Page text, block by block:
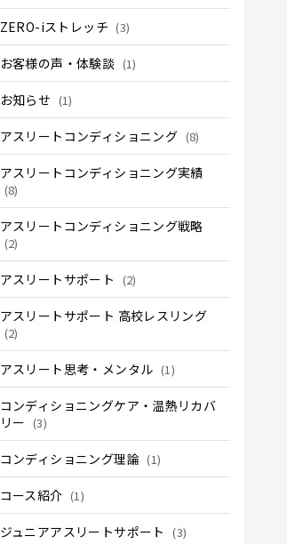
ZERO-iストレッチ (3)
お客様の声・体験談 (1)
お知らせ (1)
アスリートコンディショニング (8)
アスリートコンディショニング実績
(8)
アスリートコンディショニング戦略
(2)
アスリートサポート (2)
アスリートサポート 高校レスリング
(2)
アスリート思考・メンタル (1)
コンディショニングケア・温熱リカバ
リー (3)
コンディショニング理論 (1)
コース紹介 (1)
ジュニアアスリートサポート (3)